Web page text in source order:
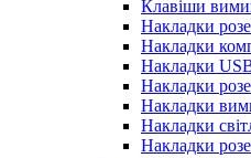
Клавіши
Накладки
Накладки
Накладки
Накладки
Накладки
Накладки
Накладки